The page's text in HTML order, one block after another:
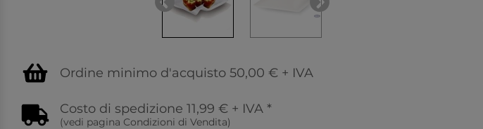
Ordine minimo d'acquisto 50,00 € + IVA
Costo di spedizione 11,99 € + IVA *
(vedi pagina Condizioni di Vendita)